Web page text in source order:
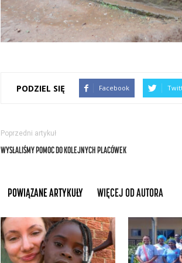
PODZIEL SIĘ Facebook
Poprzedni artykuł
WYSŁALIŚMY POMOC DO KOLEJNYCH PLACÓWEK
POWIĄZANE ARTYKUŁY WIĘCEJ OD AUTORA